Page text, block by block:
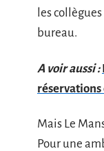
les
bureau.
A voir aussi :
réservations
Mais Le
Pour une